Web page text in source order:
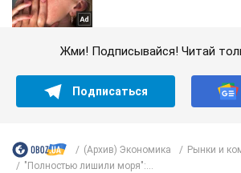
Жми! Подписывайся! Читай
Подписаться
(Архив) Экономика
Рынки и
"Полностью лишили моря":...